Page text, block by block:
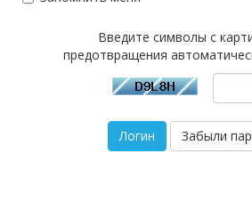
Введите символы с
предотвращения
Забыли